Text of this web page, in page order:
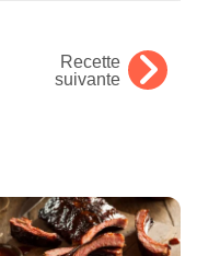
Recette
suivante